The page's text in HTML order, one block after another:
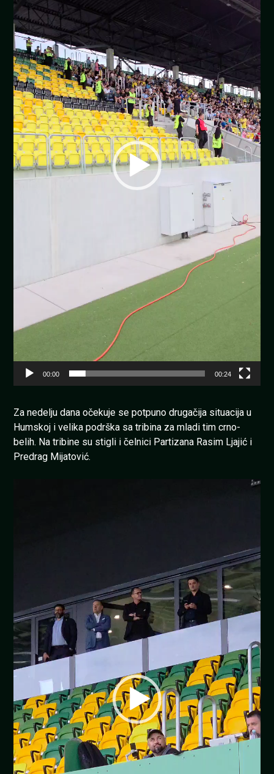
00:00 00:24
Za nedelju dana očekuje se potpuno drugačija situacija u
Humskoj i velika podrška sa tribina za mladi tim crno-
belih. Na tribine su stigli i čelnici Partizana Rasim Ljajić i
Predrag Mijatović.